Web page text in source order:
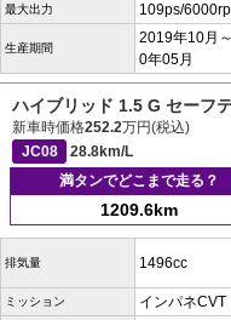
最大出力 109ps/
生産期間
2019年10月
0年05月
ハイブリッド 1.5 G セーフ
新車時価格252.2万円(税込)
JC08
28.8km/L
満タンでどこまで走る？
1209.6km
排気量 1496cc
ミッション インパネCVT